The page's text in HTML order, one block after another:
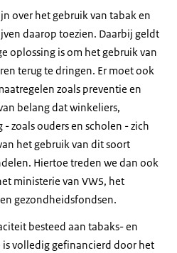
over het gebruik van tabak en
daarop toezien. Daarbij geldt
oplossing is om het gebruik van
terug te dringen. Er moet ook
zoals preventie en
belang dat winkeliers,
zoals ouders en scholen - zich
het gebruik van dit soort
Hiertoe treden we dan ook
ministerie van VWS, het
gezondheidsfondsen.
besteed aan tabaks- en
volledig gefinancierd door het